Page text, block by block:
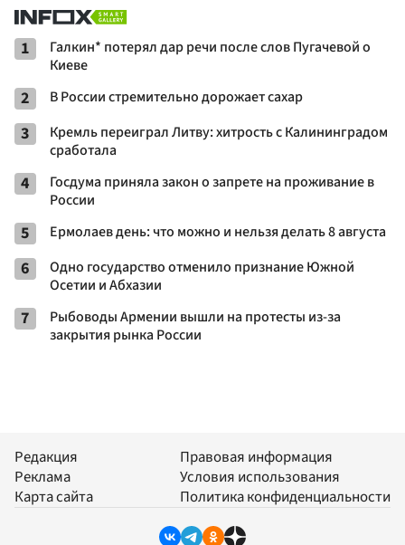
1
Галкин* потерял дар речи после слов Пугачевой о
Киеве
2 В России стремительно дорожает сахар
3
Кремль переиграл Литву: хитрость с Калининградом
сработала
4
Госдума приняла закон о запрете на проживание в
России
5 Ермолаев день: что можно и нельзя делать 8 августа
6
Одно государство отменило признание Южной
Осетии и Абхазии
7
Рыбоводы Армении вышли на протесты из-за
закрытия рынка России
Редакция
Реклама
Карта сайта
Правовая информация
Условия использования
Политика конфиденциальности